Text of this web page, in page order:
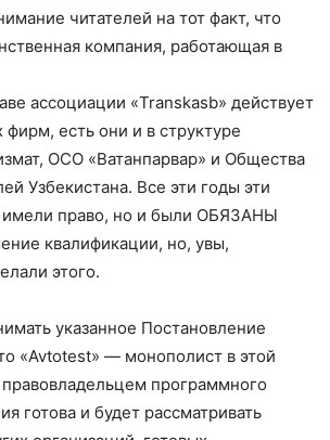
читателей на тот факт, что
компания, работающая в
ассоциации «Transkasb» действует
есть они и в структуре
ОСО «Ватанпарвар» и Общества
Узбекистана. Все эти годы эти
право, но и были ОБЯЗАНЫ
квалификации, но, увы,
этого.
указанное Постановление
«Avtotest» — монополист в этой
программного
готова и будет рассматривать